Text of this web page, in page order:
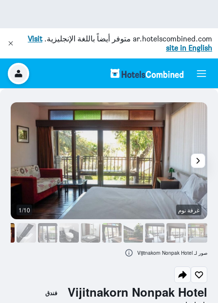
ar.hotelscombined.com متوفر أيضاً باللغة الإنجليزية.Visit
site in English
Vijitnakorn Nonpak Hotel فندق
غرفة نوم 1/10
صور لـ Vijitnakorn Nonpak Hotel